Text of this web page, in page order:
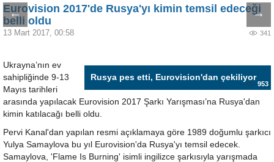
← →
Eurovision 2017'de Rusya'yı kimin temsil edeceği
belli oldu
13 Mart 2017, 00:58 341
Rusya pes etti, Eurovision'dan çekiliyor
953
Ukrayna’nın ev
sahipliğinde 9-13
Mayıs tarihleri
arasında yapılacak Eurovision 2017 Şarkı Yarışması’na Rusya'dan
kimin katılacağı belli oldu.
Pervi Kanal'dan yapılan resmi açıklamaya göre 1989 doğumlu şarkıcı
Yulya Samaylova bu yıl Eurovision'da Rusya'yı temsil edecek.
Samaylova, 'Flame Is Burning' isimli ingilizce şarkısıyla yarışmada